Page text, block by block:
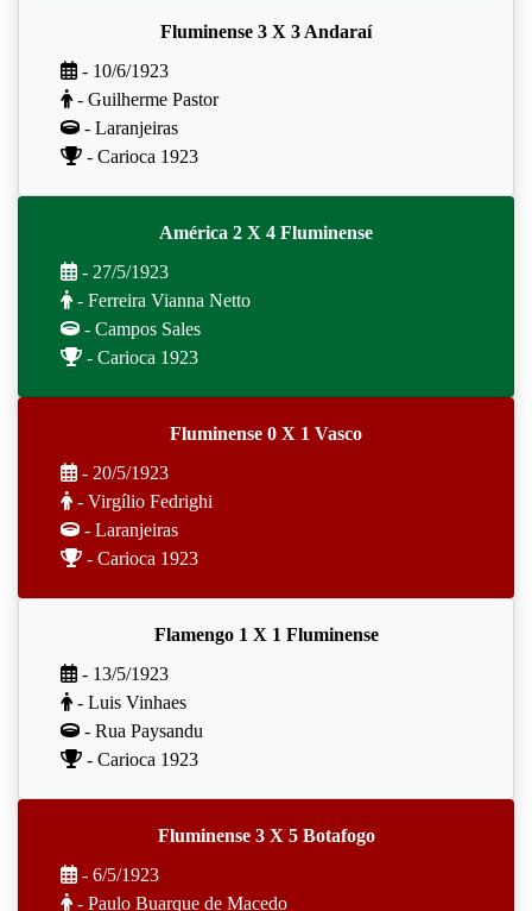
Fluminense 3 X 3 Andaraí
- 10/6/1923
- Guilherme Pastor
- Laranjeiras
- Carioca 1923
América 2 X 4 Fluminense
- 27/5/1923
- Ferreira Vianna Netto
- Campos Sales
- Carioca 1923
Fluminense 0 X 1 Vasco
- 20/5/1923
- Virgílio Fedrighi
- Laranjeiras
- Carioca 1923
Flamengo 1 X 1 Fluminense
- 13/5/1923
- Luis Vinhaes
- Rua Paysandu
- Carioca 1923
Fluminense 3 X 5 Botafogo
- 6/5/1923
- Paulo Buarque de Macedo